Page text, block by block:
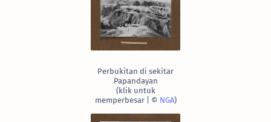
Perbukitan di sekitar
Papandayan
(klik untuk
memperbesar | © NGA)